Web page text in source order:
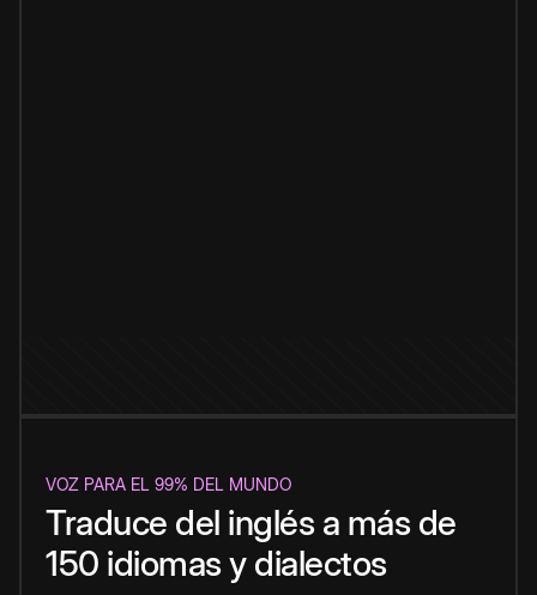
VOZ PARA EL 99% DEL MUNDO
Traduce del inglés a más de
150 idiomas y dialectos